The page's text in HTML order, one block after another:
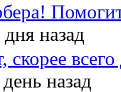
назад
всего
назад